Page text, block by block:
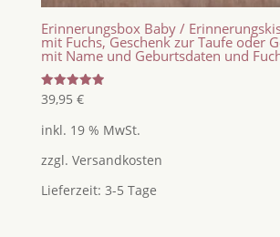
Erinnerungsbox Baby /
mit Fuchs, Geschenk zur Taufe oder
mit Name und Geburtsdaten und
Bewertet
mit
von 5
39,95 €
inkl. 19 % MwSt.
zzgl. Versandkosten
Lieferzeit: 3-5 Tage